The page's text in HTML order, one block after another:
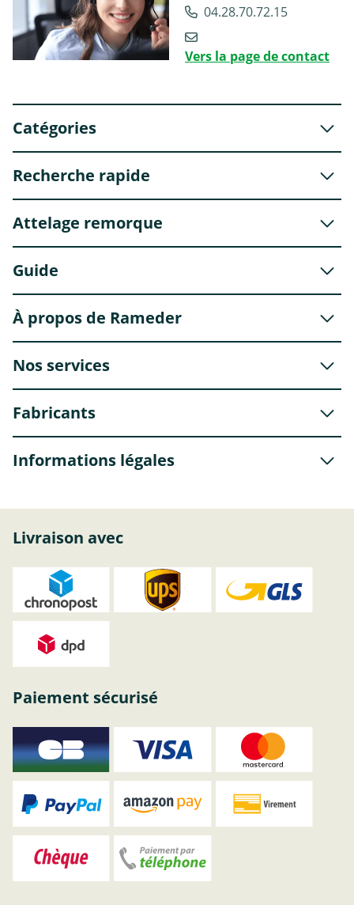
04.28.70.72.15
Vers la page de contact
Catégories
Recherche rapide
Attelage remorque
Guide
À propos de Rameder
Nos services
Fabricants
Informations légales
Livraison avec
Paiement sécurisé